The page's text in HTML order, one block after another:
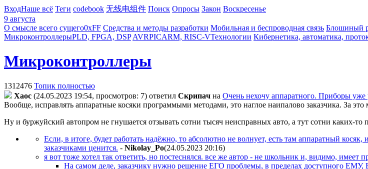
ВходНаше всё Теги codebook 无线电组件 Поиск Опросы Закон Воскресенье
9 августа
О смысле всего сущего0xFF Средства и методы разработки Мобильная и беспроводная связь Блошиный
МикроконтроллерыPLD, FPGA, DSP AVRPICARM, RISC-VТехнологии Кибернетика, автоматика,
Микроконтроллеры
1312476 Топик полностью
Xaoc (24.05.2023 19:54, просмотров: 7) ответил Cкpипaч на Очень нехочу аппаратного. Приборы уже
Вообще, исправлять аппаратные косяки программыми методами, это наглое наипалово заказчика. За
Ну и буржуйский автопром не гнушается отзывать сотни тысяч неисправных авто, а тут сотни каких-то
Если, в итоге, будет работать надёжно, то абсолютно не волнует, есть там аппаратный
заказчиками ценится. - Nikolay_Po(24.05.2023 20:16)
я вот тоже хотел так ответить, но постеснялся. все же автор - не школьник и, видимо, имеет
На самом деле, заказчику нужно решение ЕГО проблемы, в пределах доступного